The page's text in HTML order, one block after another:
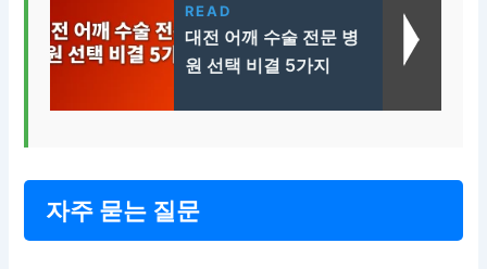
READ
대전 어깨 수술 전문 병
원 선택 비결 5가지
자주 묻는 질문